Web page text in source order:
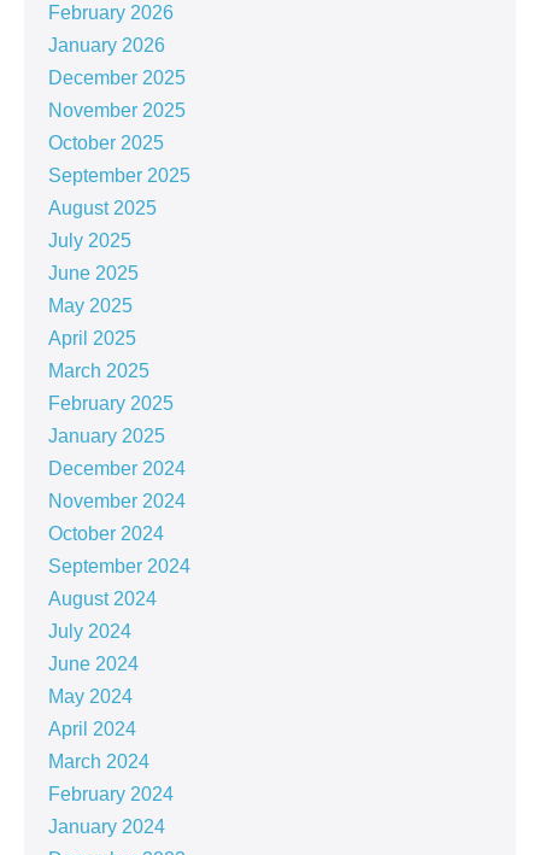
February 2026
January 2026
December 2025
November 2025
October 2025
September 2025
August 2025
July 2025
June 2025
May 2025
April 2025
March 2025
February 2025
January 2025
December 2024
November 2024
October 2024
September 2024
August 2024
July 2024
June 2024
May 2024
April 2024
March 2024
February 2024
January 2024